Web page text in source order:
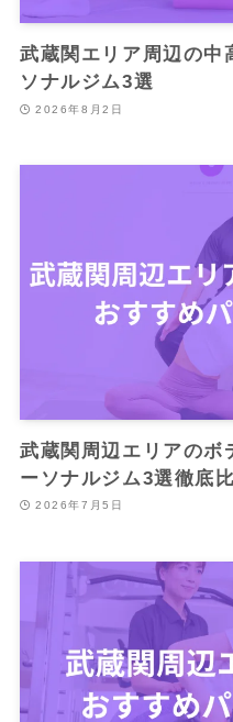
武蔵関エリア周辺の中
ソナルジム3選
2026年8月2日
武蔵関周辺エリアのボ
ーソナルジム3選徹底
2026年7月5日